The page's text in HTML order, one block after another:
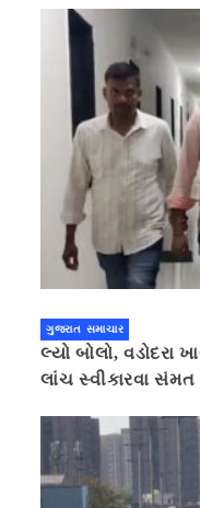
ગુજરાત સમાચાર
લ્યો બોલો, વડોદરા
લાંચ સ્વીકારવા